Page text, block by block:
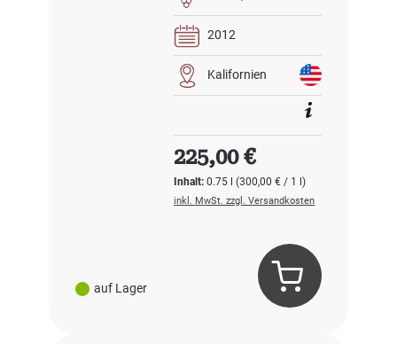
auf Lager
2012
Kalifornien
Inhalt:0.75 l(300,00 € / 1 l)
Regulärer Preis:
225,00 €
inkl. MwSt. zzgl. Versandkosten